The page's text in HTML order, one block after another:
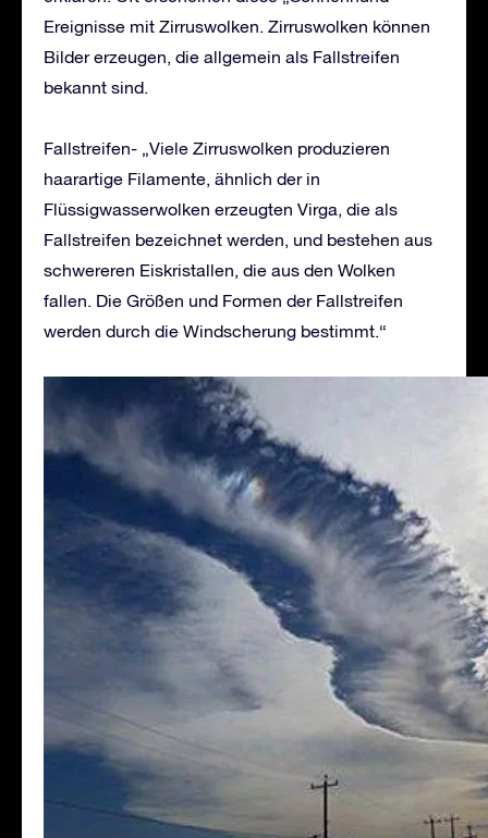
Ereignisse mit Zirruswolken. Zirruswolken können
Bilder erzeugen, die allgemein als Fallstreifen
bekannt sind.
Fallstreifen- „Viele Zirruswolken produzieren
haarartige Filamente, ähnlich der in
Flüssigwasserwolken erzeugten Virga, die als
Fallstreifen bezeichnet werden, und bestehen aus
schwereren Eiskristallen, die aus den Wolken
fallen. Die Größen und Formen der Fallstreifen
werden durch die Windscherung bestimmt.“